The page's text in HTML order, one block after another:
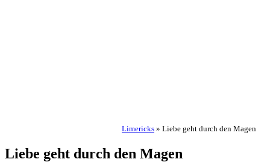
Limericks » Liebe geht durch den Magen
Liebe geht durch den Magen